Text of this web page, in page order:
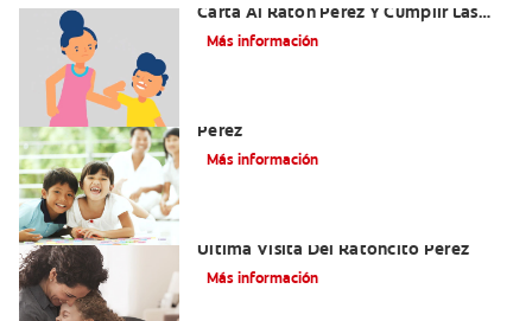
Carta Al Ratón Pérez Y Cumplir Las
Fantasías De Su Hijo/A
Más información
Pérez
Más información
Última Visita Del Ratoncito Pérez
Más información